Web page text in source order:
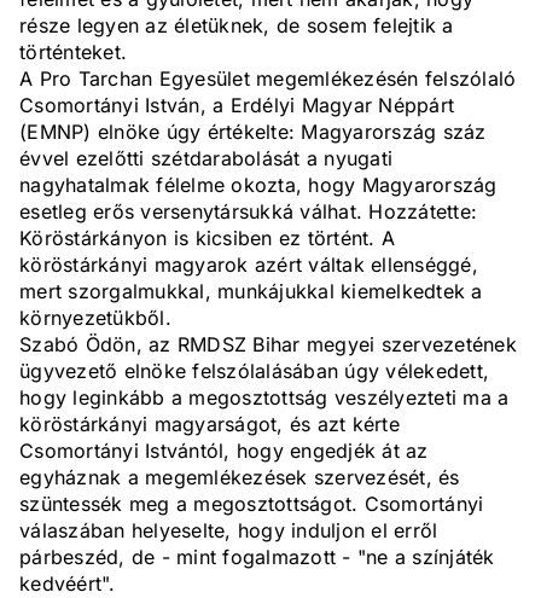
része legyen az életüknek, de sosem felejtik a
történteket.
A Pro Tarchan Egyesület megemlékezésén felszólaló
Csomortányi István, a Erdélyi Magyar Néppárt
(EMNP) elnöke úgy értékelte: Magyarország száz
évvel ezelőtti szétdarabolását a nyugati
nagyhatalmak félelme okozta, hogy Magyarország
esetleg erős versenytársukká válhat. Hozzátette:
Köröstárkányon is kicsiben ez történt. A
köröstárkányi magyarok azért váltak ellenséggé,
mert szorgalmukkal, munkájukkal kiemelkedtek a
környezetükből.
Szabó Ödön, az RMDSZ Bihar megyei szervezetének
ügyvezető elnöke felszólalásában úgy vélekedett,
hogy leginkább a megosztottság veszélyezteti ma a
köröstárkányi magyarságot, és azt kérte
Csomortányi Istvántól, hogy engedjék át az
egyháznak a megemlékezések szervezését, és
szüntessék meg a megosztottságot. Csomortányi
válaszában helyeselte, hogy induljon el erről
párbeszéd, de - mint fogalmazott - "ne a színjáték
kedvéért".